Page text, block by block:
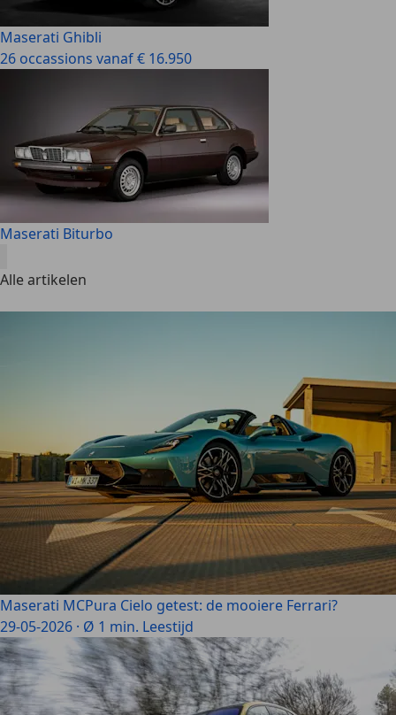
Maserati Ghibli
26 occassions vanaf € 16.950
Maserati Biturbo
Alle artikelen
Maserati MCPura Cielo getest: de mooiere Ferrari?
29-05-2026 · Ø 1 min. Leestijd